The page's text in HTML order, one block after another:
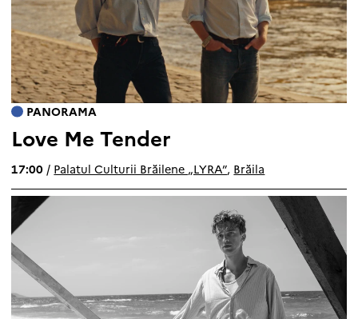
PANORAMA
Love Me Tender
17:00 / Palatul Culturii Brăilene „LYRA”, Brăila